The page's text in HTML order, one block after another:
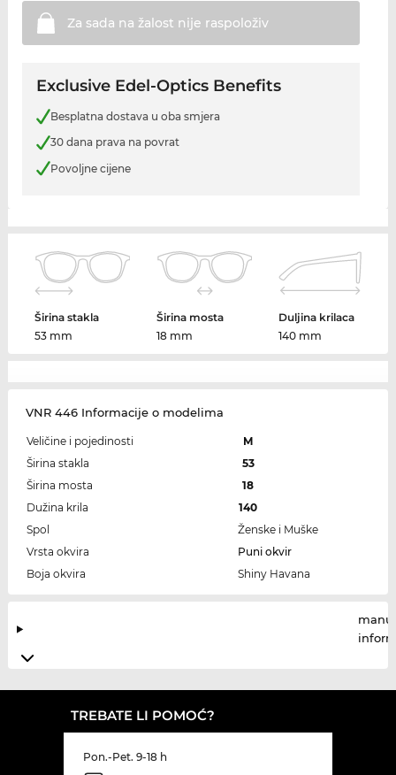
Za sada na žalost nije raspoloživ
Exclusive Edel-Optics Benefits
Besplatna dostava u oba smjera
30 dana prava na povrat
Povoljne cijene
Širina stakla
53 mm
Širina mosta
18 mm
Duljina krilaca
140 mm
VNR 446 Informacije o modelima
Veličine i pojedinosti
M
Širina stakla
53
Širina mosta
18
Dužina krila
140
Spol
Ženske i Muške
Vrsta okvira
Puni okvir
Boja okvira
Shiny Havana
TREBATE LI POMOĆ?
Pon.-Pet. 9-18 h